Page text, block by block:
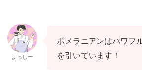
よっしー
ポメラニアンはパワフ
を引いています！